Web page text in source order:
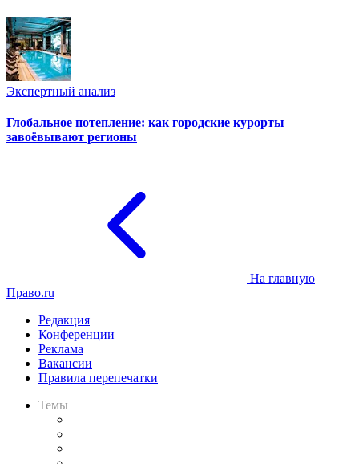
Экспертный анализ
Глобальное потепление: как городские курорты
завоёвывают регионы
На главную
Право.ru
Редакция
Конференции
Реклама
Вакансии
Правила перепечатки
Темы